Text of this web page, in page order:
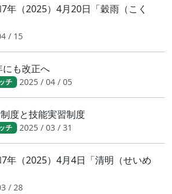
（2025）4月20日「穀雨（こく
/ 15
も改正へ
チ 2025 / 04 / 05
度と技能実習制度
チ 2025 / 03 / 31
（2025）4月4日「清明（せいめ
/ 28